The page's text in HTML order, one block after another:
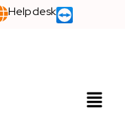
Helpdesk